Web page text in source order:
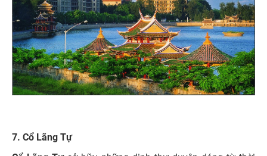
7. Cổ Lãng Tự